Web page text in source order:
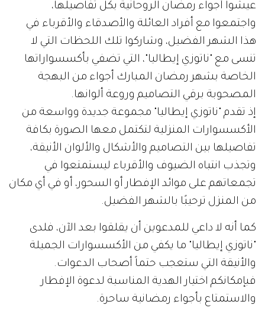
عيشوا أجواء رمضان الروحانية بكل تفاصيلها،
واجتمعوا مع أفراد العائلة والأصدقاء والأقرباء في
هذا الشهر الفضيل، وشاركوا تلك اللحظات التي لا
تنسى مع "ناتوزي إيطاليا"، التي تضفي بأكسسواراتها
الخاصة بشهر رمضان المبارك أجواء من البهجة
المصحوبة برقي التصاميم وروعة ألوانها.
إذ تقدم "ناتوزي إيطاليا" مجموعة جديدة وواسعة من
الأكسسوارات المنزلية لتكتمل معها الصورة بكافة
تفاصيلها بين التصاميم والأشكال والألوان الأنيقة،
وتجذب انتباه الضيوف والأقرباء ليستمتعوا في
تجمعاتهم على موائد الإفطار أو السحور، أو في أي مكان
من المنزل ترحيبًا بالشهر الفضيل.
كما أنه لا داعي للمدعوين أن يقلقوا بعد الآن، فلدى
"ناتوزي إيطاليا" ما يكفي من الأكسسوارات الجميلة
والأنيقة التي ستعجب حتماً أصحاب الدعوات.
فبإمكانكم اختيار الهدية المناسبة لدعوة الإفطار
والاستمتاع بأجواء رمضانية ساحرة.